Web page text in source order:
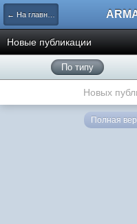
← На главную
Новые публикации
По типу
Новых
Полная